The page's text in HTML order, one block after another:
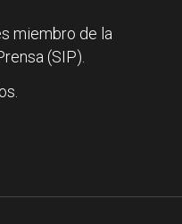
miembro de la
(SIP).